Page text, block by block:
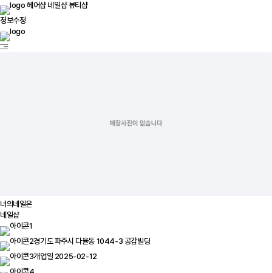
헤어샵 네일샵뷰티샵
정보수정
너의네일은
네일샵
경기도 파주시 다율동 1044-3 공감빌딩
개업일 2025-02-12